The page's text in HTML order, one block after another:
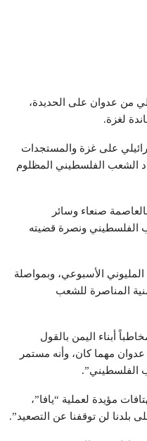
من عدوان على الحديدة،
لغزة.
على غزة والمستجدات
الشعب الفلسطيني المظلوم
صنعاء وسائر
الفلسطيني ونصرة قضيته
الأسبوعي، وبمواصلة
المناصرة للشعب
أبناء اليمن بالقول
مهما كان، وأنه مستمر
الفلسطيني”.
عظيماً وكبيرا في 288 مسيرة تقريبا بهتافات مؤيدة لعملية “يافا”،
بلدنا لن توقفنا عن التصعيد”.